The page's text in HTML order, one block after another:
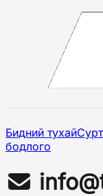
Бидний тухай
бодлого